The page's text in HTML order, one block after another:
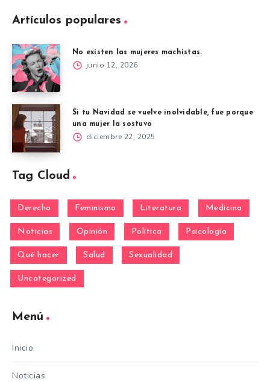
Artículos populares
No existen las mujeres machistas.
junio 12, 2026
Si tu Navidad se vuelve inolvidable, fue porque
una mujer la sostuvo
diciembre 22, 2025
Tag Cloud
Derecho Feminismo Literatura Medicina
Noticias Opinión Política Psicología
Qué hacer Salud Sexualidad
Uncategorized
Menú
Inicio
Noticias